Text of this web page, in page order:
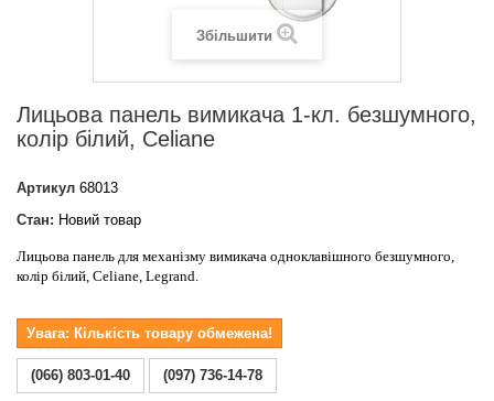
Збільшити
Лицьова панель вимикача 1-кл. безшумного,
колір білий, Celiane
Артикул 68013
Стан: Новий товар
Лицьова панель для механізму вимикача одноклавішного безшумного,
колір білий, Celiane, Legrand.
Увага: Кількість товару обмежена!
(066) 803-01-40 (097) 736-14-78